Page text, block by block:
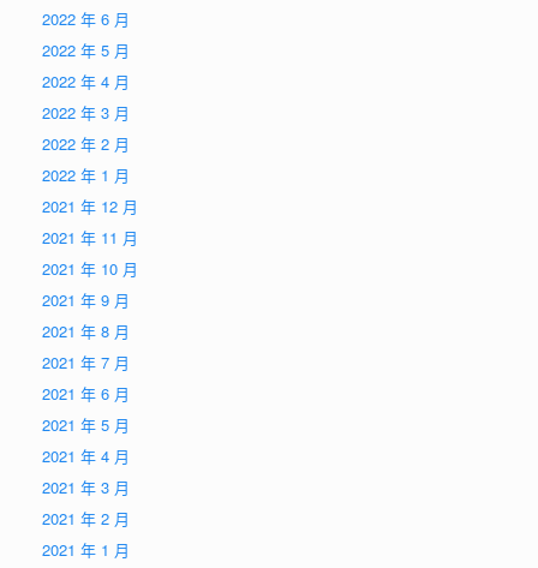
2022 年 6 月
2022 年 5 月
2022 年 4 月
2022 年 3 月
2022 年 2 月
2022 年 1 月
2021 年 12 月
2021 年 11 月
2021 年 10 月
2021 年 9 月
2021 年 8 月
2021 年 7 月
2021 年 6 月
2021 年 5 月
2021 年 4 月
2021 年 3 月
2021 年 2 月
2021 年 1 月